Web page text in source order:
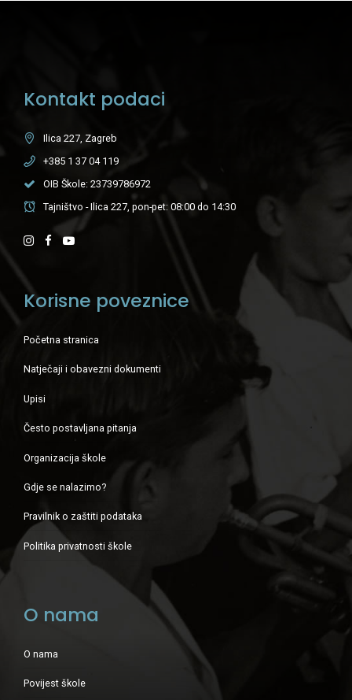
Kontakt podaci
Ilica 227, Zagreb
+385 1 37 04 119
OIB Škole: 23739786972
Tajništvo - Ilica 227, pon-pet: 08:00 do 14:30
Korisne poveznice
Početna stranica
Natječaji i obavezni dokumenti
Upisi
Često postavljana pitanja
Organizacija škole
Gdje se nalazimo?
Pravilnik o zaštiti podataka
Politika privatnosti škole
O nama
O nama
Povijest škole